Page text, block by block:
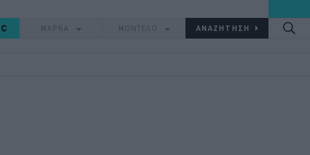
ΜΑΡΚΑ ΜΟΝΤΕΛΟ